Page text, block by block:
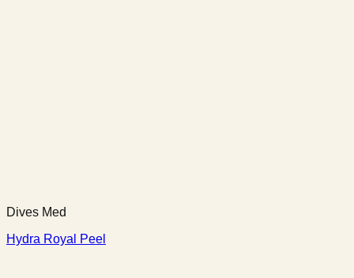
Dives Med
Hydra Royal Peel